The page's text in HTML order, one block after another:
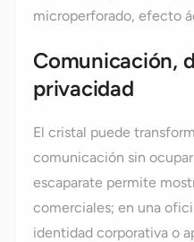
microperforado, efecto
Comunicación,
privacidad
El cristal puede
comunicación sin
escaparate permite
comerciales; en una
identidad corporativa o